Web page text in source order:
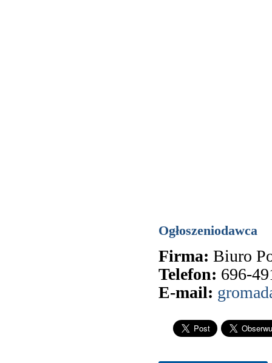
Ogłoszeniodawca
Firma: Biuro
Telefon: 696-
E-mail: